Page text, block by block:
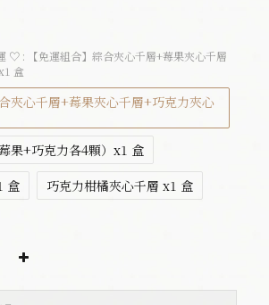
♡ : 【免運組合】綜合夾心千層+莓果夾心千層
盒
夾心千層+莓果夾心千層+巧克力夾心
果+巧克力各4顆）x1 盒
盒
巧克力柑橘夾心千層 x1 盒